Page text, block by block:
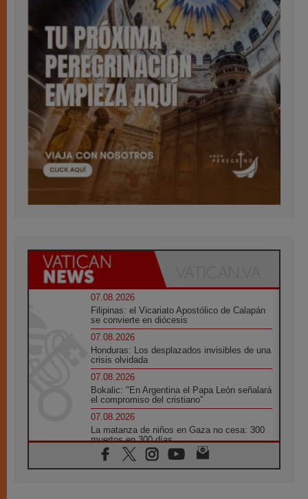
07.08.2026
Filipinas: el Vicariato Apostólico de Calapán
se convierte en diócesis
07.08.2026
Honduras: Los desplazados invisibles de una
crisis olvidada
07.08.2026
Bokalic: "En Argentina el Papa León señalará
el compromiso del cristiano"
07.08.2026
La matanza de niños en Gaza no cesa: 300
muertos en 300 días
07.08.2026
Tagle: La guerra desfigura el mundo, solo la